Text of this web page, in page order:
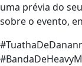
uma prévia do
sobre o evento,